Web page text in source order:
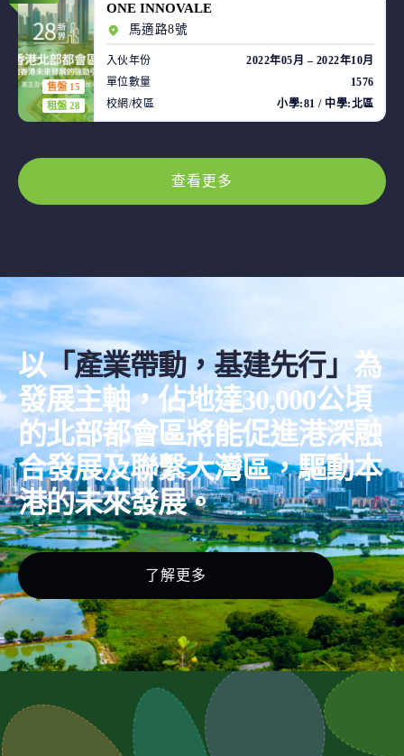
售盤 15
租盤 28
ONE INNOVALE
馬適路8號
入伙年份
2022年05月 – 2022年10月
單位數量
1576
校網/校區
小學:81 / 中學:北區
查看更多
以「產業帶動，基建先行」 為
發展主軸，佔地達30,000公頃
的北部都會區將能促進港深融
合發展及聯繫大灣區，驅動本
港的未來發展。
了解更多